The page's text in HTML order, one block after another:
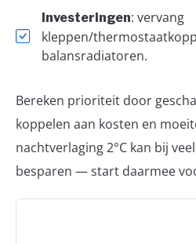
Investeringen: vervang
kleppen/
balansradiatoren.
Bereken prioriteit door
koppelen aan kosten en
nachtverlaging 2°C kan bij
besparen — start daarmee